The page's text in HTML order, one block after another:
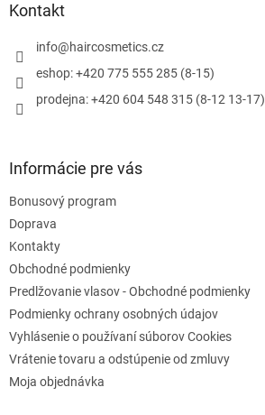
Kontakt
info@haircosmetics.cz
eshop: +420 775 555 285 (8-15)
prodejna: +420 604 548 315 (8-12 13-17)
Informácie pre vás
Bonusový program
Doprava
Kontakty
Obchodné podmienky
Predlžovanie vlasov - Obchodné podmienky
Podmienky ochrany osobných údajov
Vyhlásenie o používaní súborov Cookies
Vrátenie tovaru a odstúpenie od zmluvy
Moja objednávka